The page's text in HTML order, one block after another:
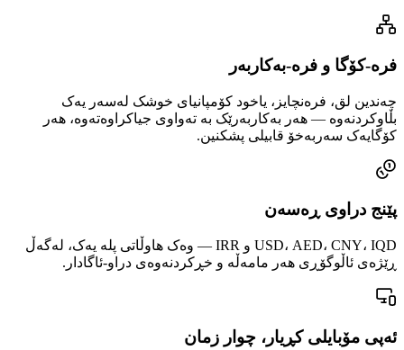
فرە-کۆگا و فرە-بەکاربەر
چەندین لق، فرەنچایز، یاخود کۆمپانیای خوشک لەسەر یەک
بڵاوکردنەوە — هەر بەکاربەرێک بە تەواوی جیاکراوەتەوە، هەر
کۆگایەک سەربەخۆ قابیلی پشکنین.
پێنج دراوی ڕەسەن
USD، AED، CNY، IQD و IRR — وەک هاوڵاتی پلە یەک، لەگەڵ
ڕێژەی ئاڵوگۆڕی هەر مامەڵە و خڕکردنەوەی دراو-ئاگادار.
ئەپی مۆبایلی کڕیار، چوار زمان